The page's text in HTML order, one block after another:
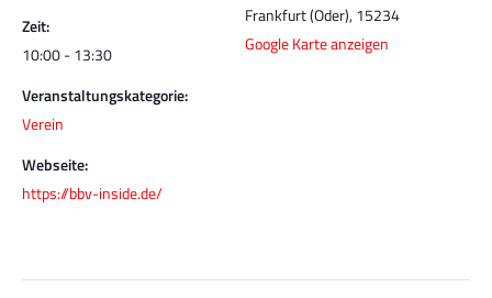
Zeit:
10:00 - 13:30
Veranstaltungskategorie:
Verein
Webseite:
https://bbv-inside.de/
Frankfurt (Oder),15234
Google Karte anzeigen